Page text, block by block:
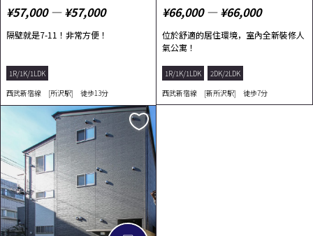
¥57,000 ― ¥57,000
隔壁就是7-11！非常方便！
1R/1K/1LDK
西武新宿線 [所沢駅] 徒歩13分
¥66,000 ― ¥66,000
位於舒適的居住環境，室內全新裝修人
氣公寓！
1R/1K/1LDK
2DK/2LDK
西武新宿線 [新所沢駅] 徒歩7分